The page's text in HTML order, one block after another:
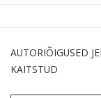
AUTORIÕIGUSED
KAITSTUD